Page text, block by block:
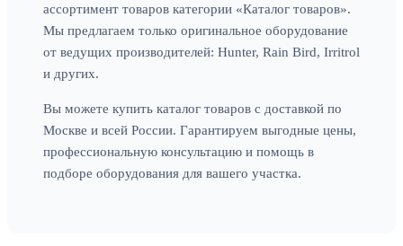
ассортимент товаров категории «Каталог товаров».
Мы предлагаем только оригинальное оборудование
от ведущих производителей: Hunter, Rain Bird, Irritrol
и других.
Вы можете купить каталог товаров с доставкой по
Москве и всей России. Гарантируем выгодные цены,
профессиональную консультацию и помощь в
подборе оборудования для вашего участка.